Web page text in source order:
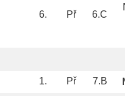
6. Př 6.C
1. Př 7.B